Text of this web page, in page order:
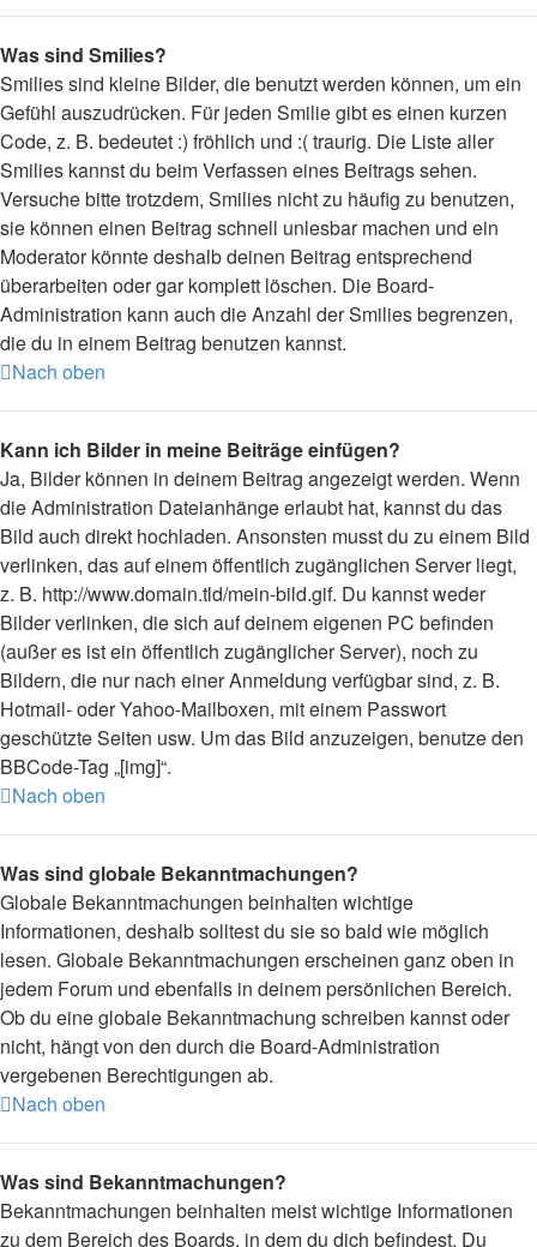
Was sind Smilies?
Smilies sind kleine Bilder, die benutzt werden können, um ein
Gefühl auszudrücken. Für jeden Smilie gibt es einen kurzen
Code, z. B. bedeutet :) fröhlich und :( traurig. Die Liste aller
Smilies kannst du beim Verfassen eines Beitrags sehen.
Versuche bitte trotzdem, Smilies nicht zu häufig zu benutzen,
sie können einen Beitrag schnell unlesbar machen und ein
Moderator könnte deshalb deinen Beitrag entsprechend
überarbeiten oder gar komplett löschen. Die Board-
Administration kann auch die Anzahl der Smilies begrenzen,
die du in einem Beitrag benutzen kannst.
Nach oben
Kann ich Bilder in meine Beiträge einfügen?
Ja, Bilder können in deinem Beitrag angezeigt werden. Wenn
die Administration Dateianhänge erlaubt hat, kannst du das
Bild auch direkt hochladen. Ansonsten musst du zu einem Bild
verlinken, das auf einem öffentlich zugänglichen Server liegt,
z. B. http://www.domain.tld/mein-bild.gif. Du kannst weder
Bilder verlinken, die sich auf deinem eigenen PC befinden
(außer es ist ein öffentlich zugänglicher Server), noch zu
Bildern, die nur nach einer Anmeldung verfügbar sind, z. B.
Hotmail- oder Yahoo-Mailboxen, mit einem Passwort
geschützte Seiten usw. Um das Bild anzuzeigen, benutze den
BBCode-Tag „[img]“.
Nach oben
Was sind globale Bekanntmachungen?
Globale Bekanntmachungen beinhalten wichtige
Informationen, deshalb solltest du sie so bald wie möglich
lesen. Globale Bekanntmachungen erscheinen ganz oben in
jedem Forum und ebenfalls in deinem persönlichen Bereich.
Ob du eine globale Bekanntmachung schreiben kannst oder
nicht, hängt von den durch die Board-Administration
vergebenen Berechtigungen ab.
Nach oben
Was sind Bekanntmachungen?
Bekanntmachungen beinhalten meist wichtige Informationen
zu dem Bereich des Boards, in dem du dich befindest. Du